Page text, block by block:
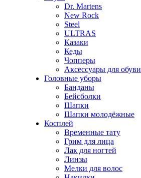
Dr. Martens
New Rock
Steel
ULTRAS
Казаки
Кеды
Чопперы
Аксессуары для обуви
Головные уборы
Банданы
Бейсболки
Шапки
Шапки молодёжные
Косплей
Временные тату
Грим для лица
Лак для ногтей
Линзы
Мелки для волос